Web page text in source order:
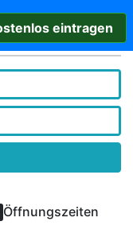
eintragen
Öffnungszeiten